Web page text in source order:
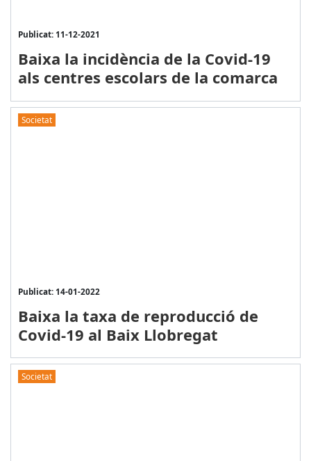
Publicat: 11-12-2021
Baixa la incidència de la Covid-19
als centres escolars de la comarca
Societat
Publicat: 14-01-2022
Baixa la taxa de reproducció de
Covid-19 al Baix Llobregat
Societat